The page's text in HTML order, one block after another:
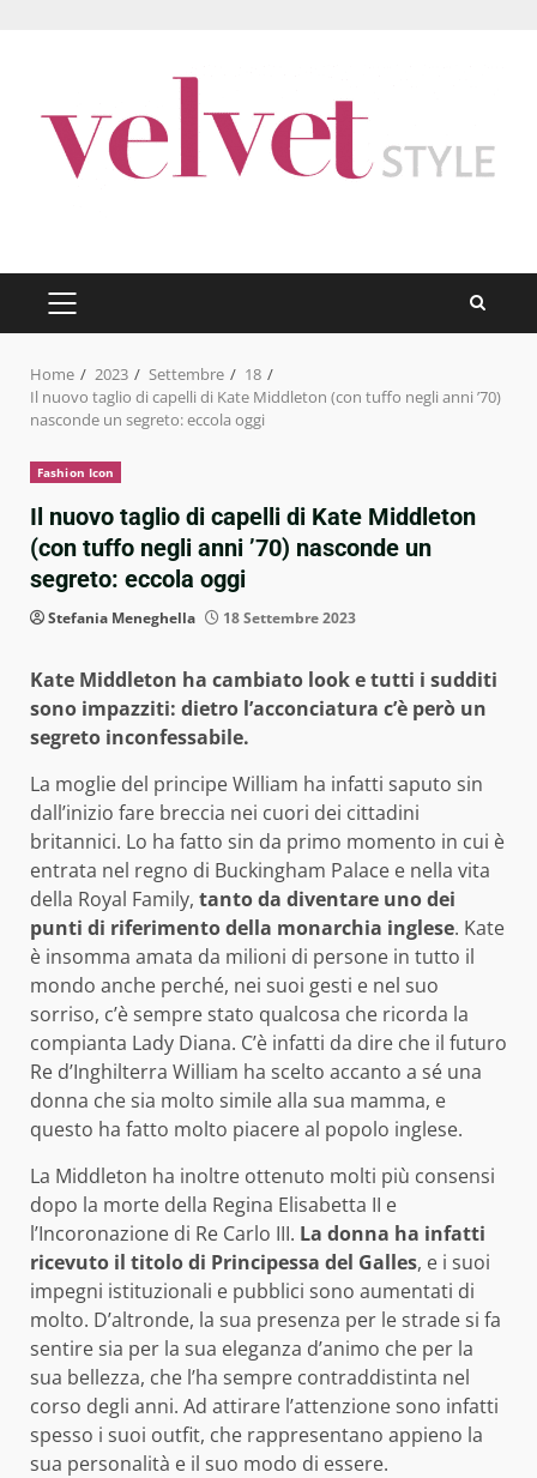
PRIMARY
MENU
Home 2023 Settembre
18
Il nuovo taglio di capelli di Kate Middleton (con tuffo negli anni ’70)
nasconde un segreto: eccola oggi
Fashion Icon
Il nuovo taglio di capelli di Kate Middleton
(con tuffo negli anni ’70) nasconde un
segreto: eccola oggi
Stefania Meneghella 18 Settembre 2023
Kate Middleton ha cambiato look e tutti i sudditi
sono impazziti: dietro l’acconciatura c’è però un
segreto inconfessabile.
La moglie del principe William ha infatti saputo sin
dall’inizio fare breccia nei cuori dei cittadini
britannici. Lo ha fatto sin da primo momento in cui è
entrata nel regno di Buckingham Palace e nella vita
della Royal Family, tanto da diventare uno dei
punti di riferimento della monarchia inglese. Kate
è insomma amata da milioni di persone in tutto il
mondo anche perché, nei suoi gesti e nel suo
sorriso, c’è sempre stato qualcosa che ricorda la
compianta Lady Diana. C’è infatti da dire che il futuro
Re d’Inghilterra William ha scelto accanto a sé una
donna che sia molto simile alla sua mamma, e
questo ha fatto molto piacere al popolo inglese.
La Middleton ha inoltre ottenuto molti più consensi
dopo la morte della Regina Elisabetta II e
l’Incoronazione di Re Carlo III. La donna ha infatti
ricevuto il titolo di Principessa del Galles, e i suoi
impegni istituzionali e pubblici sono aumentati di
molto. D’altronde, la sua presenza per le strade si fa
sentire sia per la sua eleganza d’animo che per la
sua bellezza, che l’ha sempre contraddistinta nel
corso degli anni. Ad attirare l’attenzione sono infatti
spesso i suoi outfit, che rappresentano appieno la
sua personalità e il suo modo di essere.